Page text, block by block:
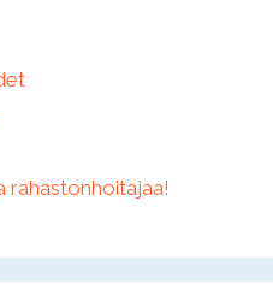
rahastonhoitajaa!